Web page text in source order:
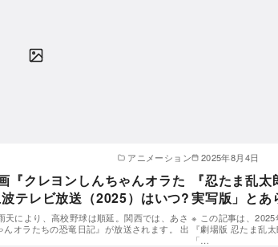
アニメーション
『クレヨンしんちゃんオラた
テレビ放送（2025）はいつ?
天により、高校野球は順延。関西では、あさ
オラたちの恐竜日記』が放送されます。 出
2025年8月4日
『忍たま乱
実写版」とあ
※ この記事は、2025
『劇場版 忍たま乱
「…